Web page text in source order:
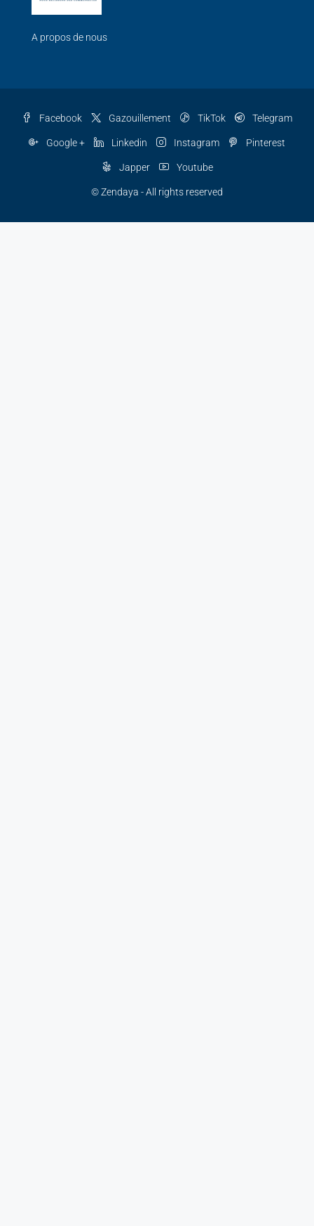
A propos de nous
Facebook Gazouillement TikTok Telegram
Google + Linkedin Instagram Pinterest
Japper Youtube
© Zendaya - All rights reserved